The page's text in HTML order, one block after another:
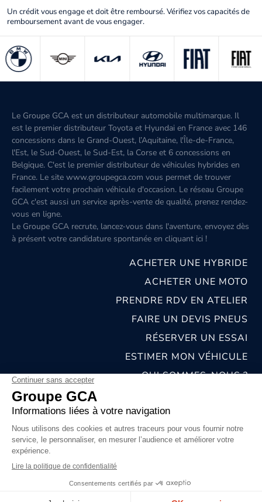
Un crédit vous engage et doit être remboursé. Vérifiez vos capacités de
remboursement avant de vous engager.
Le Groupe GCA est un distributeur automobile multimarque. Il
est le premier distributeur Toyota et Hyundai en France avec 146
concessions dans le Grand-Ouest, l’Aquitaine, l'Île-de-France,
l'Est, le Sud-Ouest, le Sud-Est, la Corse et 6 concessions en
Belgique. C'est le premier distributeur de véhicules hybrides en
France. Le site www.groupegca.com vous permet de trouver
facilement votre prochain véhicule d'occasion. Le réseau Groupe
GCA c'est aussi un service après-vente de qualité, prenez rendez-
vous en ligne.
Le Groupe GCA recrute, lancez-vous dans l'aventure, envoyez dès
à présent votre candidature spontanée en cliquant ici !
ACHETER UNE HYBRIDE
ACHETER UNE MOTO
PRENDRE RDV EN ATELIER
FAIRE UN DEVIS PNEUS
RÉSERVER UN ESSAI
ESTIMER MON VÉHICULE
QUI SOMMES-NOUS ?
NOS CONCESSIONS & CARROSSERIES
MENTIONS LÉGALES
CONDITIONS GÉNÉRALES DE VENTE